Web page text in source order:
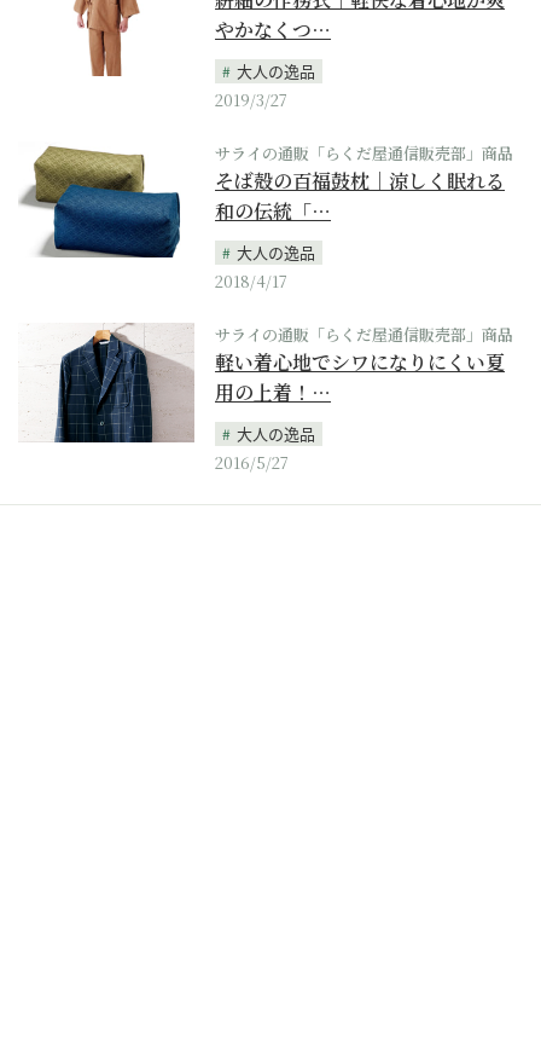
やかなくつ…
大人の逸品
2019/3/27
サライの通販「らくだ屋通信販売部」商品
そば殻の百福鼓枕｜涼しく眠れる
和の伝統「…
大人の逸品
2018/4/17
サライの通販「らくだ屋通信販売部」商品
軽い着心地でシワになりにくい夏
用の上着！…
大人の逸品
2016/5/27